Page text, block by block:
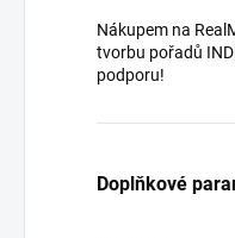
Nákupem na
tvorbu pořadů
podporu!
Doplňkové